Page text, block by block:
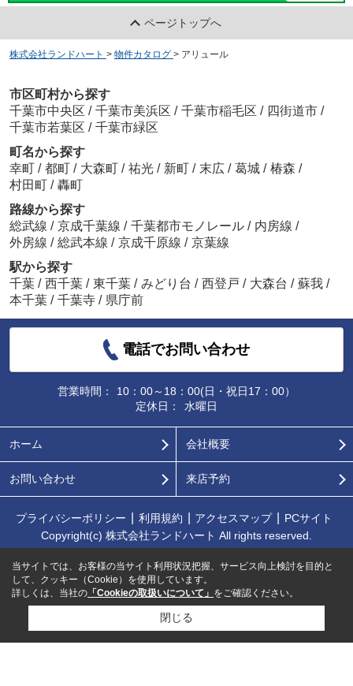
ページトップへ
株式会社ランドハート > 物件カタログ > アリュール
市区町村から探す
千葉市中央区 / 千葉市美浜区 / 千葉市稲毛区 / 四街道市 /
千葉市若葉区 / 千葉市緑区
町名から探す
幸町 / 都町 / 大森町 / 祐光 / 新町 / 末広 / 葛城 / 椿森 /
村田町 / 轟町
路線から探す
総武線 / 京成千葉線 / 千葉都市モノレール / 内房線 /
外房線 / 総武本線 / 京成千原線 / 京葉線
駅から探す
千葉 / 西千葉 / 東千葉 / みどり台 / 西登戸 / 大森台 / 蘇我 /
本千葉 / 千葉寺 / 県庁前
電話でお問い合わせ
営業時間：
10：00～18：00(日・祝日17：00）
定休日：
水曜日
ホーム 会社概要
お問い合わせ 来店予約
プライバシーポリシー 利用規約 アクセスマップ
PCサイト
Copyright(c) 株式会社ランドハート All rights reserved.
当サイトでは、お客様の当サイト利用状況把握、サービス向上検討を目的と
して、クッキー（Cookie）を使用しています。
詳しくは、当社の 「Cookieの取扱いについて」 をご確認ください。
閉じる